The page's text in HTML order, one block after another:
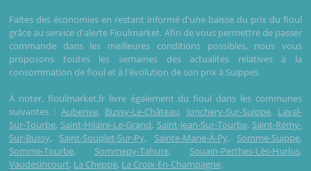
Faites des économies en restant informé d'une baisse du prix du fioul
grâce au service d'alerte Fioulmarket. Afin de vous permettre de passer
commande dans les meilleures conditions possibles, nous vous
proposons toutes les semaines des actualités relatives à la
consommation de fioul et à l'évolution de son prix à Suippes.
À noter, fioulmarket.fr livre également du fioul dans les communes
suivantes : Auberive, Bussy-Le-Château, Jonchery-Sur-Suippe, Laval-
Sur-Tourbe, Saint-Hilaire-Le-Grand, Saint-Jean-Sur-Tourbe, Saint-Rémy-
Sur-Bussy, Saint-Souplet-Sur-Py, Sainte-Marie-À-Py, Somme-Suippe,
Somme-Tourbe, Sommepy-Tahure, Souain-Perthes-Lès-Hurlus,
Vaudesincourt, La Cheppe, La Croix-En-Champagne.